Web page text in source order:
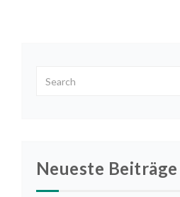
Neueste Beiträge